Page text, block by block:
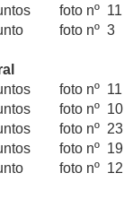
foto nº
foto nº 3
foto nº
foto nº 10
foto nº
foto nº
foto nº 12